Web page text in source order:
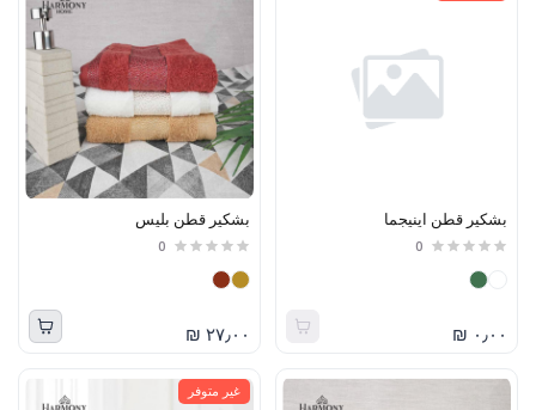
بشكير قطن اينيجما
0
٠٫٠٠ ₪
بشكير قطن بليس
0
٢٧٫٠٠ ₪
غير متوفر